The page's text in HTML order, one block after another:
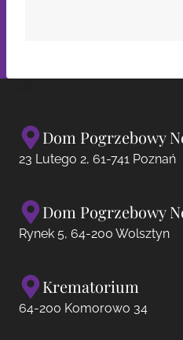
Dom Pogrzebowy
23 Lutego 2, 61-741 Poznań
Dom Pogrzebowy
Rynek 5, 64-200 Wolsztyn
Krematorium
64-200 Komorowo 34